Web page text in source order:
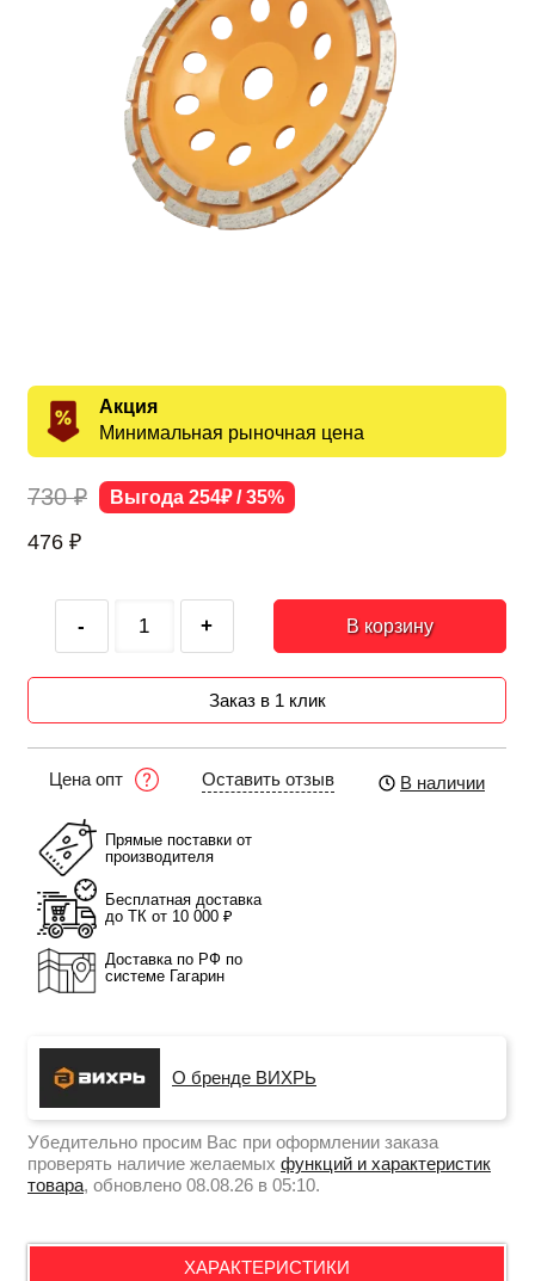
Акция
Минимальная рыночная цена
730 ₽ Выгода 254₽ / 35%
476 ₽
- + В корзину
Заказ в 1 клик
Цена опт Оставить отзыв В наличии
Прямые поставки от
производителя
Бесплатная доставка
до ТК от 10 000 ₽
Доставка по РФ по
системе Гагарин
О бренде ВИХРЬ
Убедительно просим Вас при оформлении заказа
проверять наличие желаемых функций и характеристик
товара, обновлено 08.08.26 в 05:10.
ХАРАКТЕРИСТИКИ